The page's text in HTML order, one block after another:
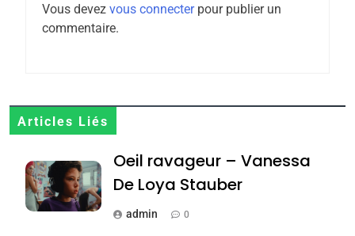
Vous devez vous connecterpour publier un
commentaire.
Articles Liés
Oeil ravageur – Vanessa
De Loya Stauber
admin 0
6
Zrihen-Dvir
7
Jacques Hadida
JUDAISME